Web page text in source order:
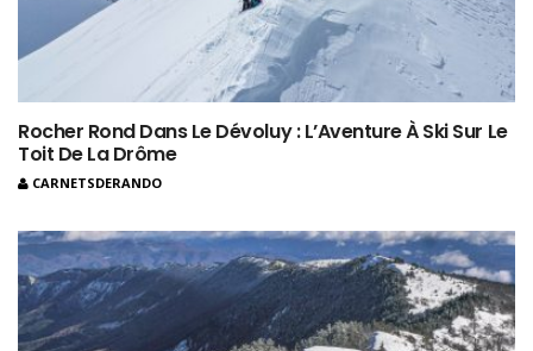
Rocher Rond Dans Le Dévoluy : L’Aventure À Ski Sur Le
Toit De La Drôme
CARNETSDERANDO